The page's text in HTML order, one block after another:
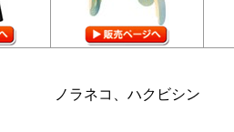
ノラネコ、ハクビシン